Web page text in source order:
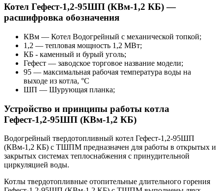
Котел Гефест-1,2-95ШП (КВм-1,2 КБ) —
расшифровка обозначения
КВм — Котел Водогрейный с механической топкой;
1,2 — тепловая мощность 1,2 МВт;
КБ - каменный и бурый уголь;
Гефест — заводское торговое название модели;
95 — максимальная рабочая температура воды на
выходе из котла, °С
ШП — Шурующая планка;
Устройство и принципы работы котла
Гефест-1,2-95ШП (КВм-1,2 КБ)
Водогрейный твердотопливный котел Гефест-1,2-95ШП
(КВм-1,2 КБ) с ТШПМ предназначен для работы в открытых и
закрытых системах теплоснабжения с принудительной
циркуляцией воды.
Котлы твердотопливные отопительные длительного горения